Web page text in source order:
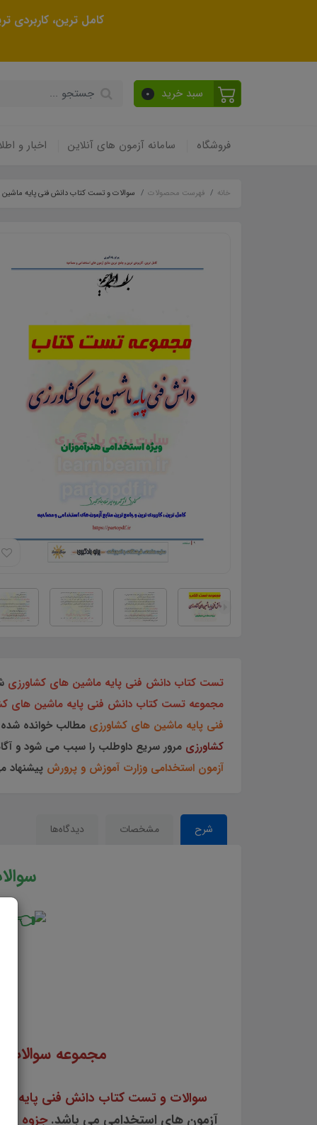
کامل ترین، کاربردی
سبد خرید 0
فروشگاه سامانه آزمون های آنلاین اخبار و
خانه فهرست محصولات سوالات و تست کتاب دانش فنی پایه
تست کتاب دانش فنی پایه ماشین های کشاورزی
مجموعه تست کتاب دانش فنی پایه ماشین های
فنی پایه ماشین های کشاورزی مطالب خوانده
کشاورزی مرور سریع داوطلب را سبب می شود و
آزمون استخدامی وزارت آموزش و پرورش پیشنهاد
شرح مشخصات دیدگاه‌ها
سوالات و تست کتاب دانش فنی پایه ماشین های کشاورزی جزوه سوالات تستی دانش فنی
جوابی از نکات کلیدی کتاب دانش فنی پایه
مجموعه
سوالات و تست کتاب دانش فنی پایه
آزمون های استخدامی می باشد.جزوه